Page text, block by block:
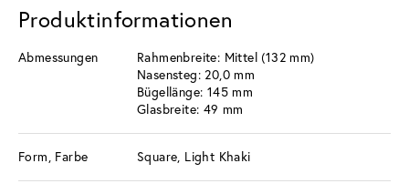
Produktinformationen
Abmessungen
Rahmenbreite: Mittel (132 mm)
Nasensteg: 20,0 mm
Bügellänge: 145 mm
Glasbreite: 49 mm
Form, Farbe Square, Light Khaki